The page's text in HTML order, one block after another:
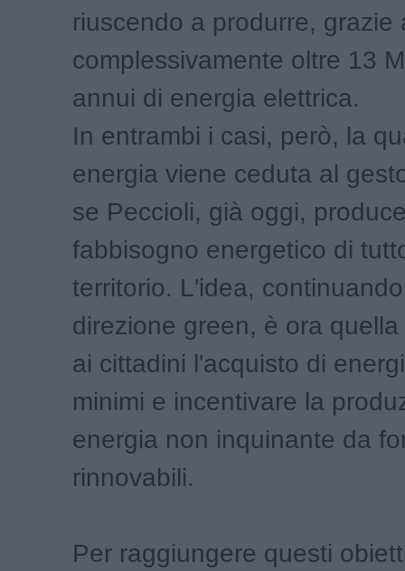
riuscendo a produrre, grazie
complessivamente oltre 13
annui di energia elettrica.
In entrambi i casi, però, la
energia viene ceduta al
se Peccioli, già oggi,
fabbisogno energetico di
territorio. L'idea,
direzione green, è ora
ai cittadini l'acquisto di
minimi e incentivare la
energia non inquinante da
rinnovabili.
Per raggiungere questi